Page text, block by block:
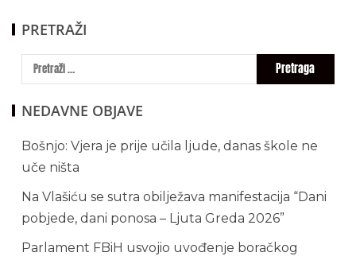
PRETRAŽI
NEDAVNE OBJAVE
Bošnjo: Vjera je prije učila ljude, danas škole ne
uče ništa
Na Vlašiću se sutra obilježava manifestacija “Dani
pobjede, dani ponosa – Ljuta Greda 2026”
Parlament FBiH usvojio uvođenje boračkog